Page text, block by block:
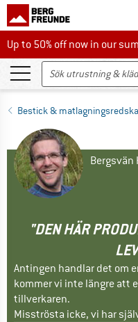
Up to 50% off now in our
Up to 50% off now in our
Bestick &
Bergsvän
"DEN HÄR
Antingen handlar det om
kommer vi inte längre att
tillverkaren.
Misströsta icke, vi har